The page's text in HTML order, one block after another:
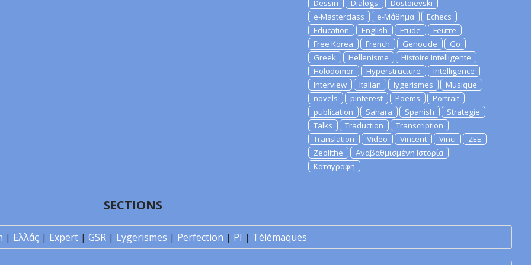
Dessin
Dialogs
Dostoievski
e-Masterclass
e-Μάθημα
Echecs
Education
English Etude
Feutre
Free Korea
French Genocide
Go
Greek
Hellenisme
Histoire Intelligente
Holodomor
Hyperstructure
Intelligence
Interview
Italian lygerismes
Musique
novels
pinterest Poems
Portrait
publication
Sahara Spanish
Strategie
Talks
Traduction
Transcription
Translation
Video Vincent Vinci
ZEE
Zeolithe
Αναβαθμισμένη Ιστορία
Καταγραφή
SECTIONS
| Ελλάς | Expert | GSR | Lygerismes | Perfection | PI | Télémaques